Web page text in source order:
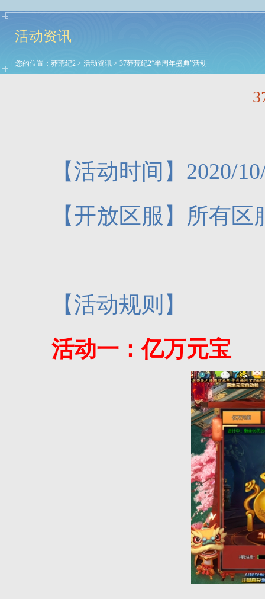
活动资讯
您的位置： 莽荒纪2 > 活动资讯 > 37莽荒纪2“半周年盛典”活动
【活动时间】2020/
【开放区服】所有区
【活动规则】
活动一：亿万元宝